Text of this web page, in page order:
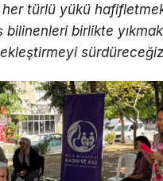
her türlü yükü
bilinenleri birlikte